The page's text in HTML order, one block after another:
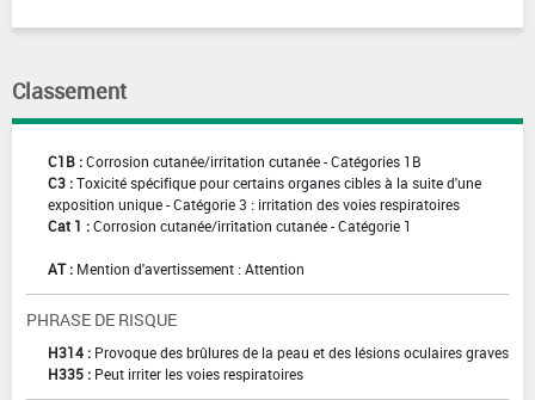
Classement
C1B :Corrosion cutanée/irritation cutanée - Catégories 1B
C3 :Toxicité spécifique pour certains organes cibles à la suite d'une
exposition unique - Catégorie 3 : irritation des voies respiratoires
Cat 1 :Corrosion cutanée/irritation cutanée - Catégorie 1
AT : Mention d'avertissement : Attention
PHRASE DE RISQUE
H314 : Provoque des brûlures de la peau et des lésions oculaires graves
H335 : Peut irriter les voies respiratoires